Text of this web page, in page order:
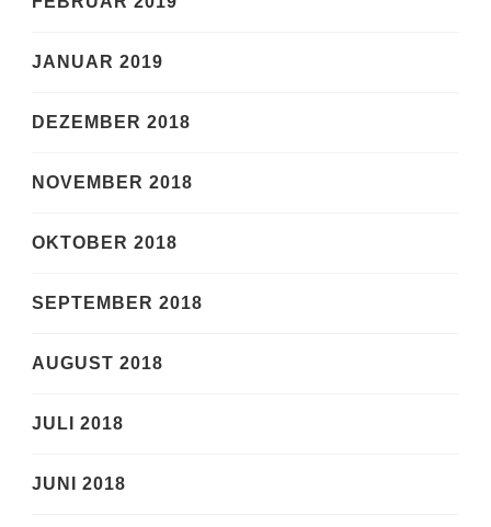
JANUAR 2019
DEZEMBER 2018
NOVEMBER 2018
OKTOBER 2018
SEPTEMBER 2018
AUGUST 2018
JULI 2018
JUNI 2018